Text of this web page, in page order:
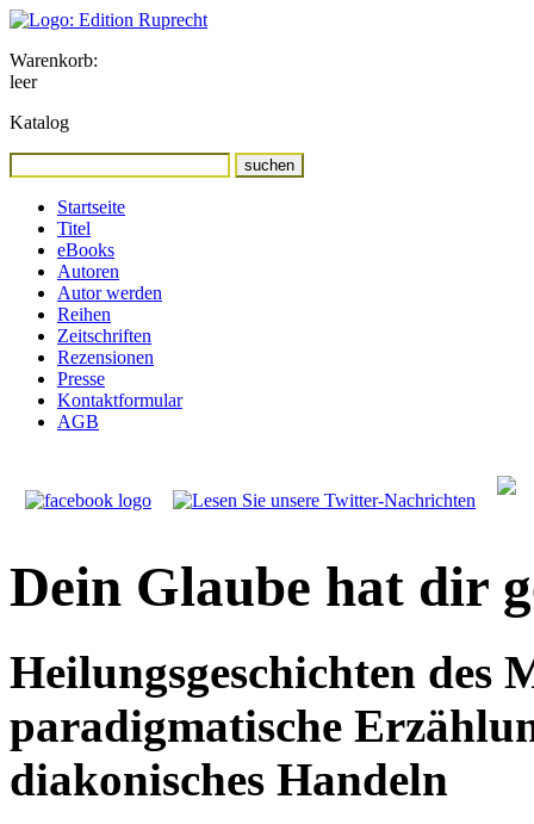
Warenkorb:
leer
Katalog
Startseite
Titel
eBooks
Autoren
Autor werden
Reihen
Zeitschriften
Rezensionen
Presse
Kontaktformular
AGB
Dein Glaube hat dir
Heilungsgeschichten des
paradigmatische
diakonisches Handeln